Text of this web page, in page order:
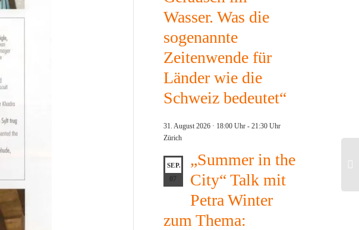
Wasser. Was die
sogenannte
Zeitenwende für
Länder wie die
Schweiz bedeutet“
31. August 2026 · 18:00 Uhr- 21:30 Uhr
Zürich
SEP.
07
„Summer in the
City“ Talk mit
Petra Winter
zum Thema: